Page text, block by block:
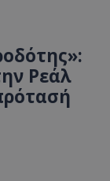
Ρεάλ